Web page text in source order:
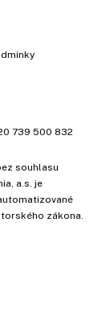
739 500 832
souhlasu
a.s. je
zákona.